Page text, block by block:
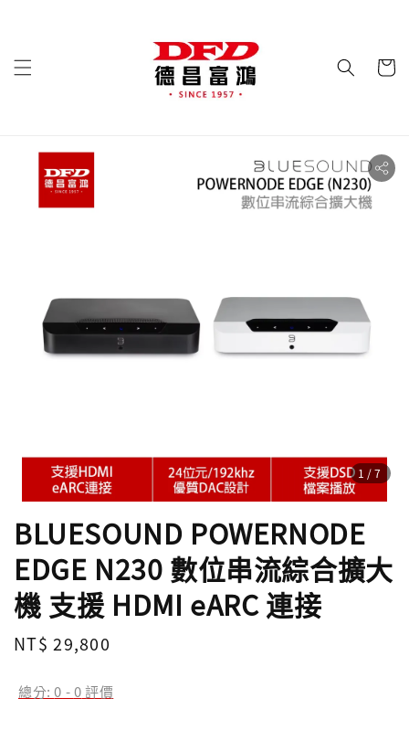
1 /7
BLUESOUND POWERNODE
EDGE N230 數位串流綜合擴大
機 支援 HDMI eARC 連接
Regular
NT$ 29,800
總分:0 -0評價